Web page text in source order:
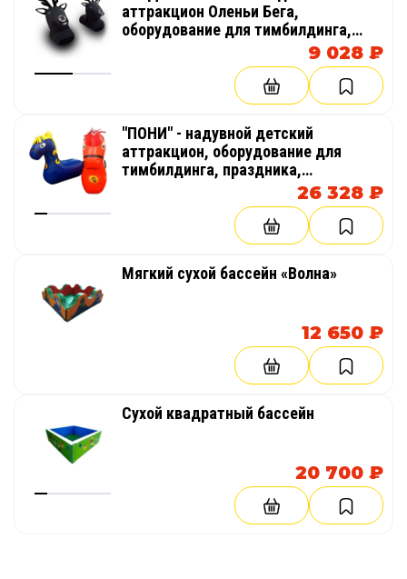
аттракцион Оленьи Бега,
оборудование для тимбилдинга,
соревнований, веселых стартов,
9 028 ₽
"ПОНИ" - надувной детский
аттракцион, оборудование для
тимбилдинга, праздника,
корпоратива, соревнований,
веселых стартов, эстафет
26 328 ₽
Мягкий сухой бассейн «Волна»
12 650 ₽
Сухой квадратный бассейн
20 700 ₽